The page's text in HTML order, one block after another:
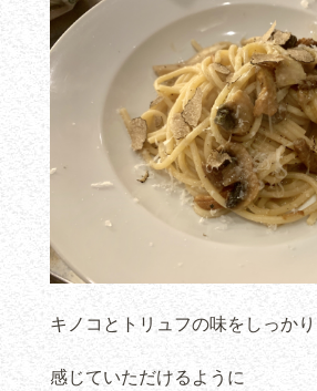
キノコとトリュフの味をしっかり
感じていただけるように